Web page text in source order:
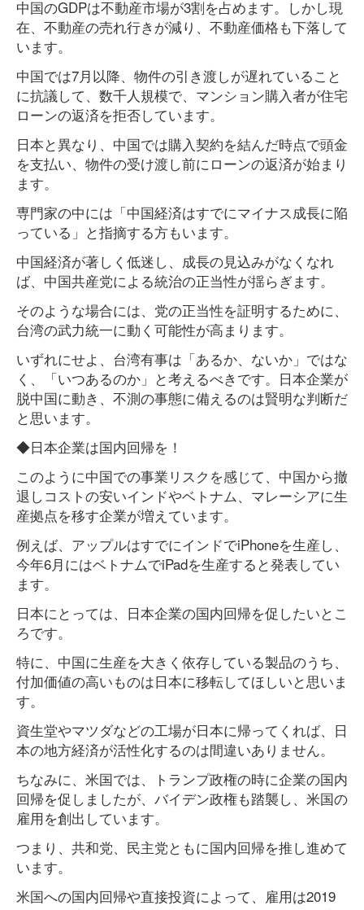
中国のGDPは不動産市場が3割を占めます。しかし現
在、不動産の売れ行きが減り、不動産価格も下落して
います。
中国では7月以降、物件の引き渡しが遅れていること
に抗議して、数千人規模で、マンション購入者が住宅
ローンの返済を拒否しています。
日本と異なり、中国では購入契約を結んだ時点で頭金
を支払い、物件の受け渡し前にローンの返済が始まり
ます。
専門家の中には「中国経済はすでにマイナス成長に陥
っている」と指摘する方もいます。
中国経済が著しく低迷し、成長の見込みがなくなれ
ば、中国共産党による統治の正当性が揺らぎます。
そのような場合には、党の正当性を証明するために、
台湾の武力統一に動く可能性が高まります。
いずれにせよ、台湾有事は「あるか、ないか」ではな
く、「いつあるのか」と考えるべきです。日本企業が
脱中国に動き、不測の事態に備えるのは賢明な判断だ
と思います。
◆日本企業は国内回帰を！
このように中国での事業リスクを感じて、中国から撤
退しコストの安いインドやベトナム、マレーシアに生
産拠点を移す企業が増えています。
例えば、アップルはすでにインドでiPhoneを生産し、
今年6月にはベトナムでiPadを生産すると発表してい
ます。
日本にとっては、日本企業の国内回帰を促したいとこ
ろです。
特に、中国に生産を大きく依存している製品のうち、
付加価値の高いものは日本に移転してほしいと思いま
す。
資生堂やマツダなどの工場が日本に帰ってくれば、日
本の地方経済が活性化するのは間違いありません。
ちなみに、米国では、トランプ政権の時に企業の国内
回帰を促しましたが、バイデン政権も踏襲し、米国の
雇用を創出しています。
つまり、共和党、民主党ともに国内回帰を推し進めて
います。
米国への国内回帰や直接投資によって、雇用は2019